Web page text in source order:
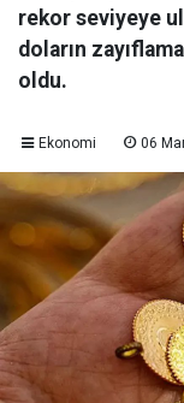
rekor seviyeye
doların
oldu.
Ekonomi 06